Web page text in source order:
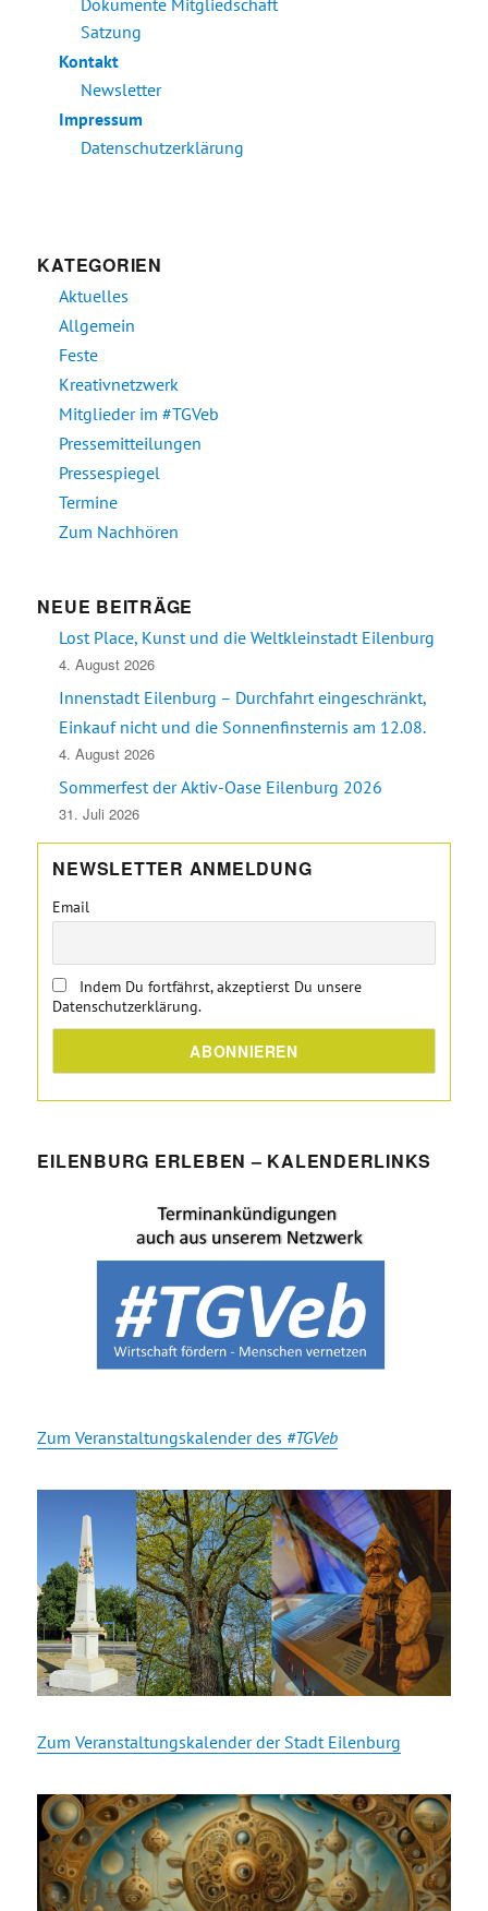
Dokumente Mitgliedschaft
Satzung
Kontakt
Newsletter
Impressum
Datenschutzerklärung
KATEGORIEN
Aktuelles
Allgemein
Feste
Kreativnetzwerk
Mitglieder im #TGVeb
Pressemitteilungen
Pressespiegel
Termine
Zum Nachhören
NEUE BEITRÄGE
Lost Place, Kunst und die Weltkleinstadt Eilenburg
4. August 2026
Innenstadt Eilenburg – Durchfahrt eingeschränkt,
Einkauf nicht und die Sonnenfinsternis am 12.08.
4. August 2026
Sommerfest der Aktiv-Oase Eilenburg 2026
31. Juli 2026
NEWSLETTER ANMELDUNG
Email
Indem Du fortfährst, akzeptierst Du unsere
Datenschutzerklärung.
EILENBURG ERLEBEN – KALENDERLINKS
Zum Veranstaltungskalender des #TGVeb
Zum Veranstaltungskalender der Stadt Eilenburg